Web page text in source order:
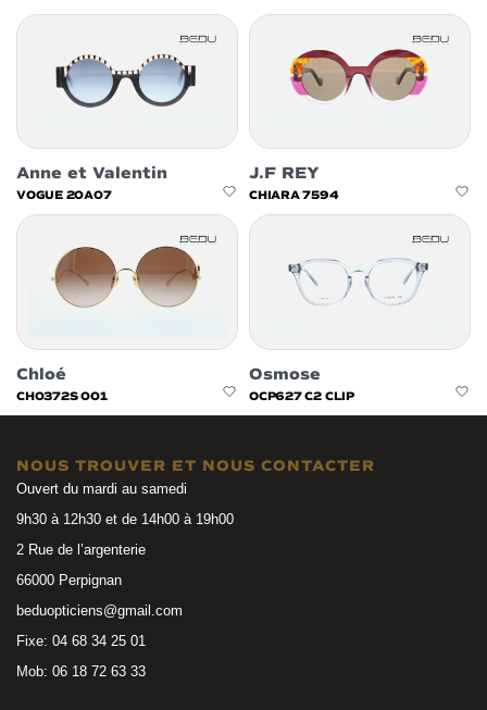
Anne et Valentin
VOGUE 20A07
J.F REY
CHIARA 7594
Chloé
CH0372S 001
Osmose
OCP627 C2 CLIP
NOUS TROUVER ET NOUS CONTACTER
Ouvert du mardi au samedi
9h30 à 12h30 et de 14h00 à 19h00
2 Rue de l’argenterie
66000 Perpignan
beduopticiens@gmail.com
Fixe: 04 68 34 25 01
Mob: 06 18 72 63 33